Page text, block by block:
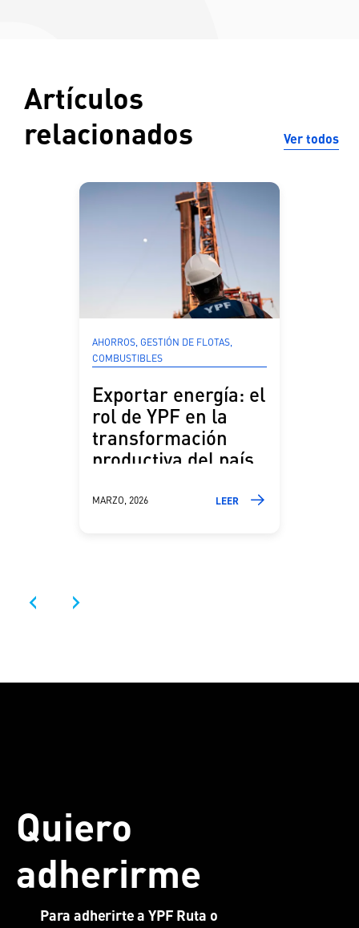
Artículos
relacionados
Ver todos
AHORROS, GESTIÓN DE FLOTAS,
COMBUSTIBLES
Exportar energía: el
rol de YPF en la
transformación
productiva del país
MARZO, 2026 LEER
‹ ›
Quiero
adherirme
Para adherirte a YPF Ruta o